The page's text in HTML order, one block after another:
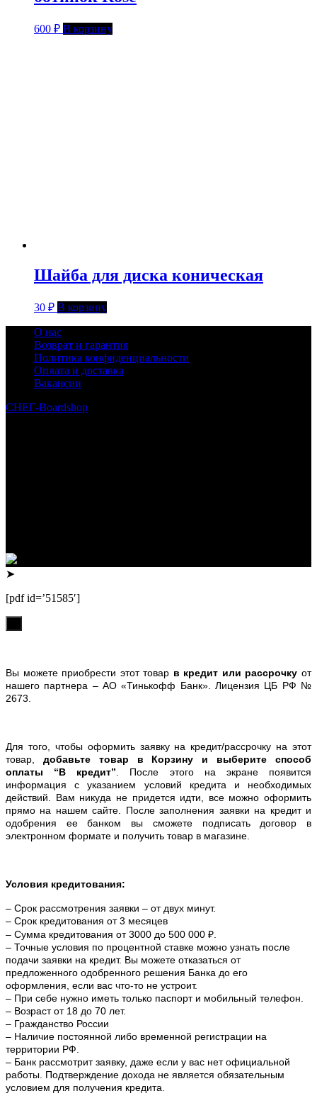
600 ₽ В корзину
Шайба для диска коническая
30 ₽ В корзину
О нас
Возврат и гарантия
Политика конфиденциальности
Оплата и доставка
Вакансии
СНЕГ-Boardshop
➤
[pdf id=’51585′]
Вы можете приобрести этот товар в кредит или рассрочку от
нашего партнера – АО «Тинькофф Банк». Лицензия ЦБ РФ №
2673.
Для того, чтобы оформить заявку на кредит/рассрочку на этот
товар, добавьте товар в Корзину и выберите способ
оплаты “В кредит” . После этого на экране появится
информация с указанием условий кредита и необходимых
действий. Вам никуда не придется идти, все можно оформить
прямо на нашем сайте. После заполнения заявки на кредит и
одобрения ее банком вы сможете подписать договор в
электронном формате и получить товар в магазине.
Условия кредитования:
– Срок рассмотрения заявки – от двух минут.
– Срок кредитования от 3 месяцев
– Сумма кредитования от 3000 до 500 000 ₽.
– Точные условия по процентной ставке можно узнать после
подачи заявки на кредит. Вы можете отказаться от
предложенного одобренного решения Банка до его
оформления, если вас что-то не устроит.
– При себе нужно иметь только паспорт и мобильный телефон.
– Возраст от 18 до 70 лет.
– Гражданство России
– Наличие постоянной либо временной регистрации на
территории РФ.
– Банк рассмотрит заявку, даже если у вас нет официальной
работы. Подтверждение дохода не является обязательным
условием для получения кредита.